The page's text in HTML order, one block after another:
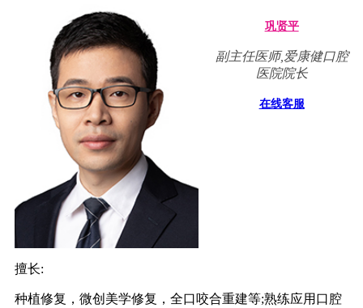
巩贤平
副主任医师,爱康健口腔
医院院长
在线客服
擅长:
种植修复，微创美学修复，全口咬合重建等;熟练应用口腔